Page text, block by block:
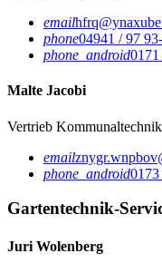
email
phone04941 / 97
phone_android0171
Malte Jacobi
Vertrieb Kommunaltechnik
email
phone_android
Gartentechnik-
Juri Wolenberg